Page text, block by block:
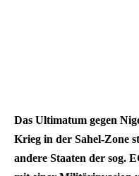
Das Ultimatum gegen
Krieg in der Sahel-Zone
andere Staaten der sog.